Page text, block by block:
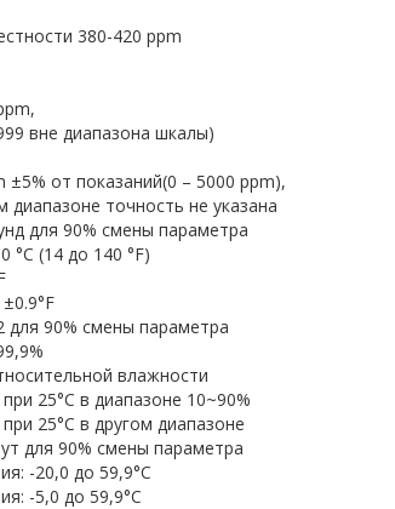
380-420 ppm
вне диапазона шкалы)
±5% от показаний(0 – 5000 ppm),
диапазоне точность не указана
для 90% смены параметра
°С (14 до 140 °F)
для 90% смены параметра
влажности
25°C в диапазоне 10~90%
25°C в другом диапазоне
для 90% смены параметра
-20,0 до 59,9°С
-5,0 до 59,9°С